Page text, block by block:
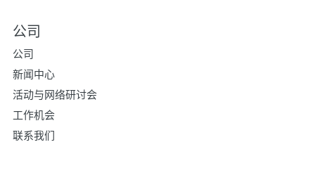
公司
公司
新闻中心
活动与网络研讨会
工作机会
联系我们